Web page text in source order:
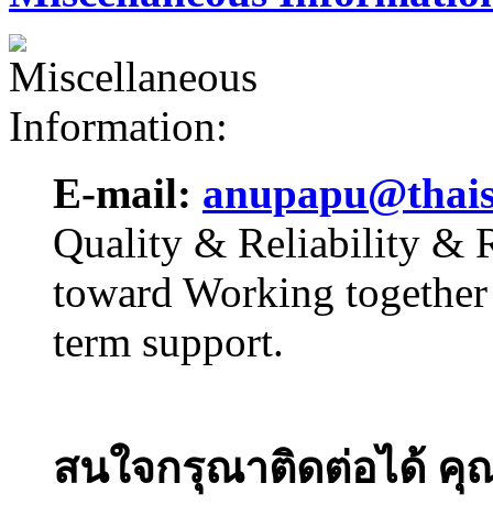
E-mail:
Quality & Reliability &
toward Working
term support.
สนใจกรุณาติดต่อได้ คุ